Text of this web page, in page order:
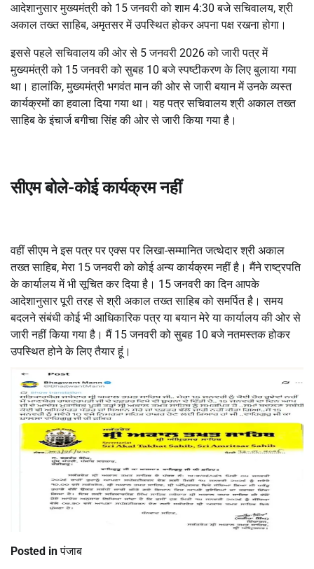
आदेशानुसार मुख्यमंत्री को 15 जनवरी को शाम 4:30 बजे सचिवालय, श्री
अकाल तख्त साहिब, अमृतसर में उपस्थित होकर अपना पक्ष रखना होगा।
इससे पहले सचिवालय की ओर से 5 जनवरी 2026 को जारी पत्र में
मुख्यमंत्री को 15 जनवरी को सुबह 10 बजे स्पष्टीकरण के लिए बुलाया गया
था। हालांकि, मुख्यमंत्री भगवंत मान की ओर से जारी बयान में उनके व्यस्त
कार्यक्रमों का हवाला दिया गया था। यह पत्र सचिवालय श्री अकाल तख्त
साहिब के इंचार्ज बगीचा सिंह की ओर से जारी किया गया है।
सीएम बोले-कोई कार्यक्रम नहीं
वहीं सीएम ने इस पत्र पर एक्स पर लिखा-सम्मानित जत्थेदार श्री अकाल
तख्त साहिब, मेरा 15 जनवरी को कोई अन्य कार्यक्रम नहीं है। मैंने राष्ट्रपति
के कार्यालय में भी सूचित कर दिया है। 15 जनवरी का दिन आपके
आदेशानुसार पूरी तरह से श्री अकाल तख्त साहिब को समर्पित है। समय
बदलने संबंधी कोई भी आधिकारिक पत्र या बयान मेरे या कार्यालय की ओर से
जारी नहीं किया गया है। मैं 15 जनवरी को सुबह 10 बजे नतमस्तक होकर
उपस्थित होने के लिए तैयार हूं।
Posted inपंजाब